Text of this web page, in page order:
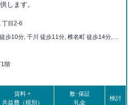
します。
丁目2-6
歩10分, 千川 徒歩11分, 椎名町 徒歩14分,
1階
賃料 +
共益費（税別）
敷･保証
礼金
検討